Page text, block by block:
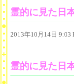
霊的に見た日
2013年10月14日 9:03
霊的に見た日